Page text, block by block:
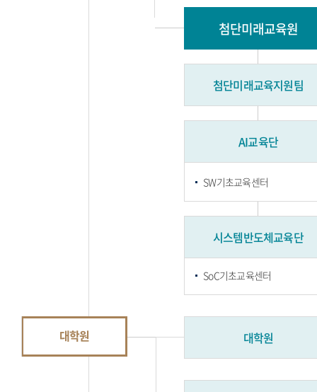
첨단미래교육원
첨단미래교육지원팀
AI교육단
SW기초교육센터
시스템반도체교육단
SoC기초교육센터
대학원 대학원